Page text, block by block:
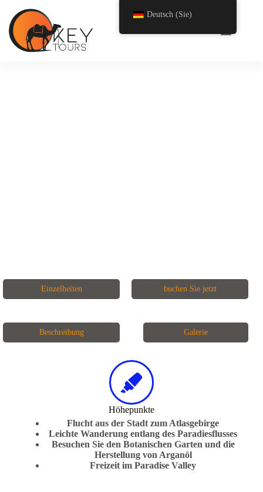
Einzelheiten buchen Sie jetzt
Beschreibung Galerie
Höhepunkte
Flucht aus der Stadt zum Atlasgebirge
Leichte Wanderung entlang des Paradiesflusses
Besuchen Sie den Botanischen Garten und die
Herstellung von Arganöl
Freizeit im Paradise Valley
Deutsch (Sie)